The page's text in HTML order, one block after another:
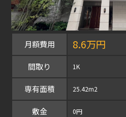
月額費用 8.6万円
間取り 1K
専有面積 25.42m2
敷金 0円